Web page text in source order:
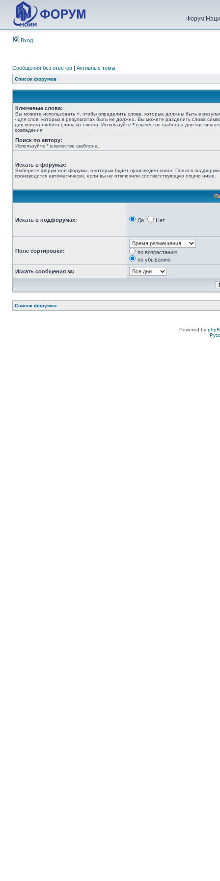
Форум
Вход
Сообщения без ответов | Активные темы
Список форумов
Ключевые слова:
Вы можете использовать + , чтобы определить слова, которые должны быть в
- для слов, которых в результатах быть не должно. Вы можете разделить слова
для поиска любого слова из списка. Используйте * в качестве шаблона для
совпадения.
Поиск по автору:
Используйте * в качестве шаблона.
Искать в форумах:
Выберите форум или форумы, в которых будет произведён поиск. Поиск в
производится автоматически, если вы не отключили соответствующую опцию ниже.
Искать в подфорумах: Да Нет
Поле сортировки:
по возрастанию
по убыванию
Искать сообщения за:
Список форумов
Powered by